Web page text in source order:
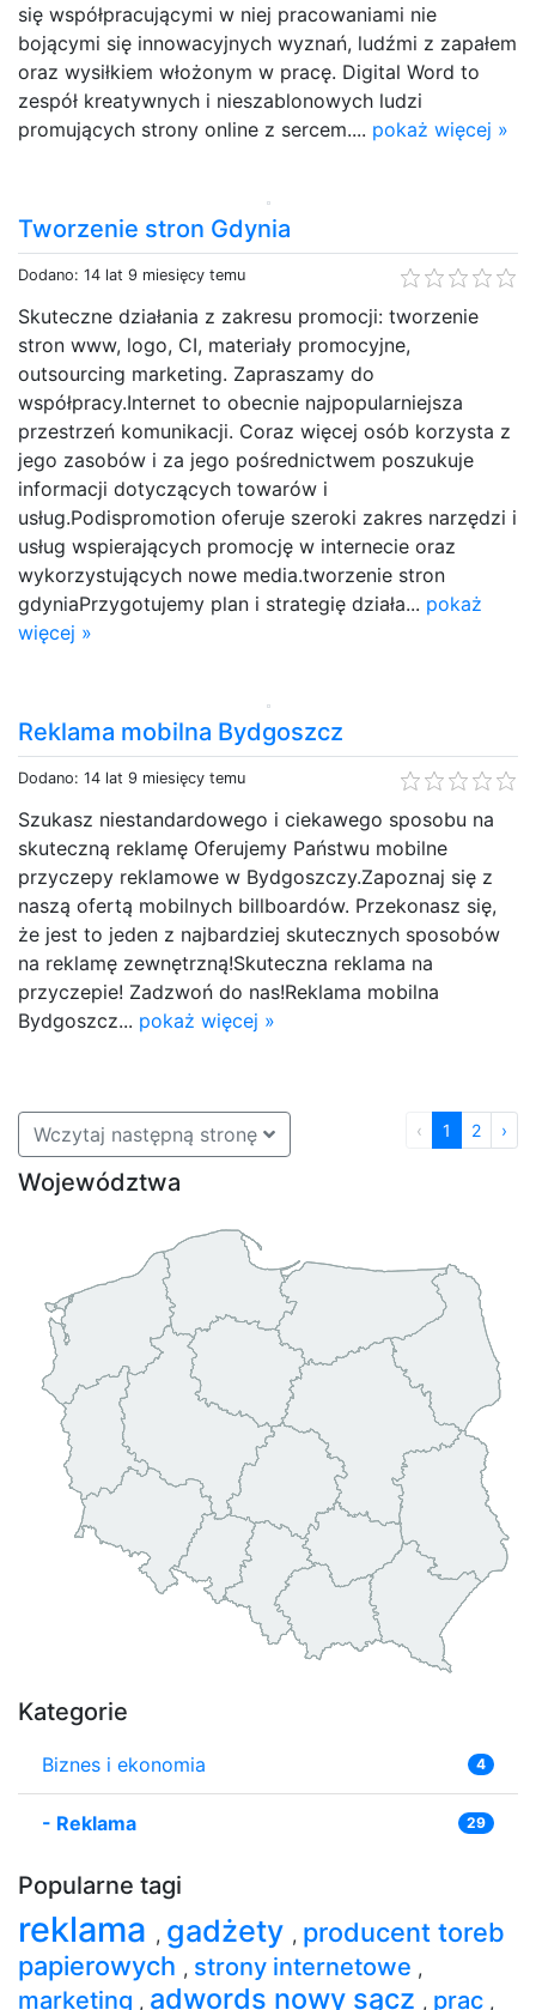
się współpracującymi w niej pracowaniami nie
bojącymi się innowacyjnych wyznań, ludźmi z zapałem
oraz wysiłkiem włożonym w pracę. Digital Word to
zespół kreatywnych i nieszablonowych ludzi
promujących strony online z sercem.... pokaż więcej »
Tworzenie stron Gdynia
Dodano: 14 lat 9 miesięcy temu
Skuteczne działania z zakresu promocji: tworzenie
stron www, logo, CI, materiały promocyjne,
outsourcing marketing. Zapraszamy do
współpracy.Internet to obecnie najpopularniejsza
przestrzeń komunikacji. Coraz więcej osób korzysta z
jego zasobów i za jego pośrednictwem poszukuje
informacji dotyczących towarów i
usług.Podispromotion oferuje szeroki zakres narzędzi i
usług wspierających promocję w internecie oraz
wykorzystujących nowe media.tworzenie stron
gdyniaPrzygotujemy plan i strategię działa... pokaż
więcej »
Reklama mobilna Bydgoszcz
Dodano: 14 lat 9 miesięcy temu
Szukasz niestandardowego i ciekawego sposobu na
skuteczną reklamę Oferujemy Państwu mobilne
przyczepy reklamowe w Bydgoszczy.Zapoznaj się z
naszą ofertą mobilnych billboardów. Przekonasz się,
że jest to jeden z najbardziej skutecznych sposobów
na reklamę zewnętrzną!Skuteczna reklama na
przyczepie! Zadzwoń do nas!Reklama mobilna
Bydgoszcz... pokaż więcej »
Wczytaj następną stronę ‹ 1 2 ›
Województwa
Kategorie
Biznes i ekonomia 4
- Reklama 29
Popularne tagi
reklama , gadżety , producent toreb
papierowych , strony internetowe ,
marketing , adwords nowy sącz , prac ,